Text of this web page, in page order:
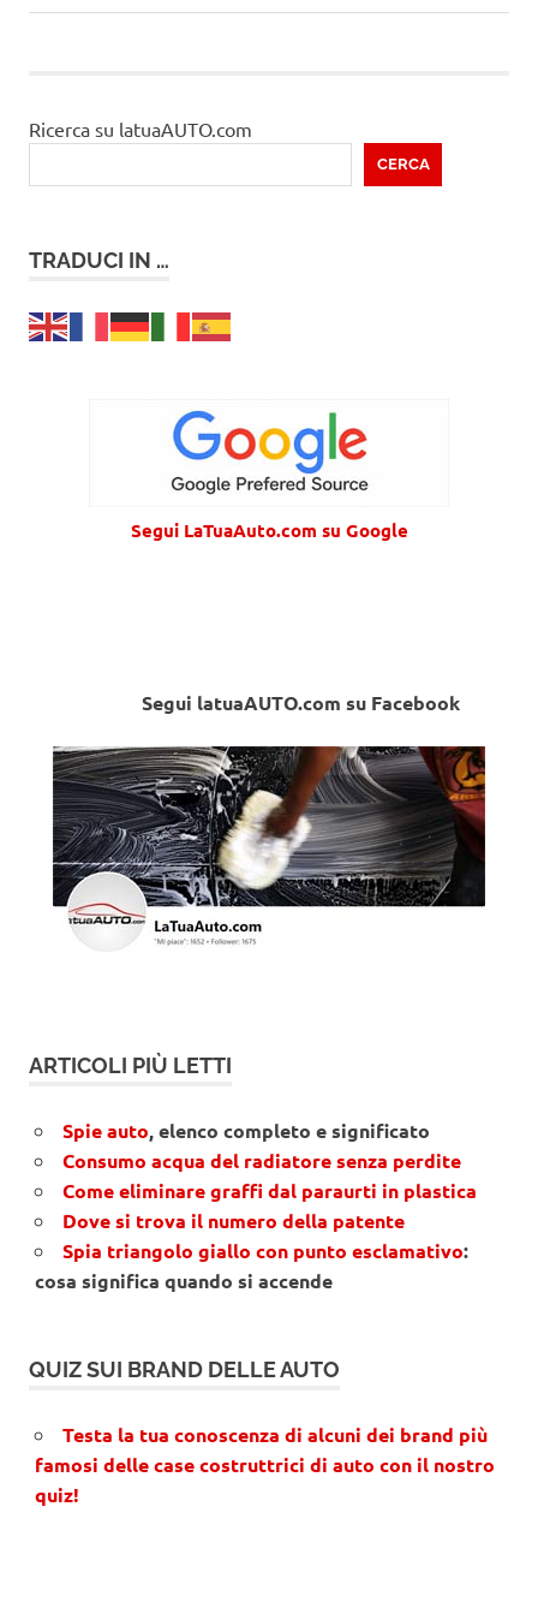
Ricerca su latuaAUTO.com
CERCA
TRADUCI IN …
Segui LaTuaAuto.com su Google
Segui latuaAUTO.com su Facebook
ARTICOLI PIÙ LETTI
Spie auto, elenco completo e significato
Consumo acqua del radiatore senza perdite
Come eliminare graffi dal paraurti in plastica
Dove si trova il numero della patente
Spia triangolo giallo con punto esclamativo:
cosa significa quando si accende
QUIZ SUI BRAND DELLE AUTO
Testa la tua conoscenza di alcuni dei brand più
famosi delle case costruttrici di auto con il nostro
quiz!